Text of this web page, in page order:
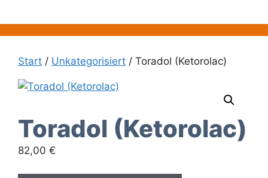
Inhalt
springen
Start / Unkategorisiert / Toradol (Ketorolac)
Toradol (Ketorolac)
82,00 €